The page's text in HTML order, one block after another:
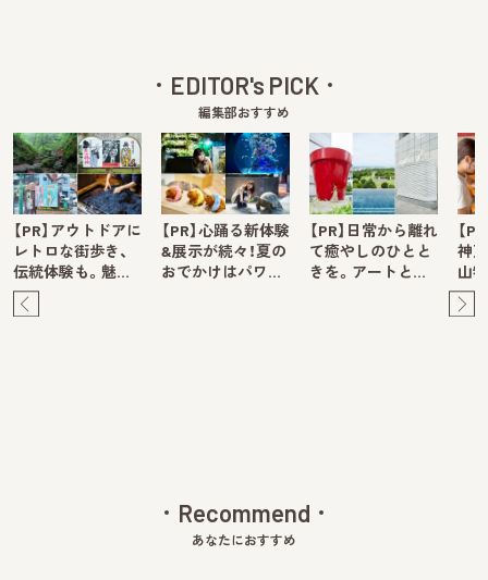
EDITOR's PICK
編集部おすすめ
【PR】アウトドアに
レトロな街歩き、
伝統体験も。魅…
【PR】心踊る新体験
&展示が続々！夏の
おでかけはパワ…
【PR】日常から離れ
て癒やしのひとと
きを。アートと…
【
神
山
Recommend
あなたにおすすめ